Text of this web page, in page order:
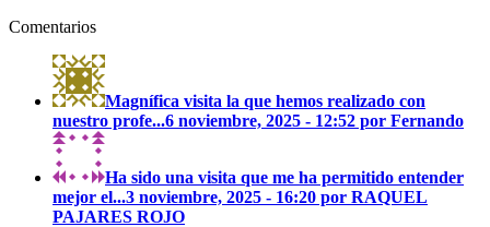
Comentarios
Magnífica visita la que hemos realizado con
nuestro profe...6 noviembre, 2025 - 12:52 por Fernando
Ha sido una visita que me ha permitido entender
mejor el...3 noviembre, 2025 - 16:20 por RAQUEL
PAJARES ROJO